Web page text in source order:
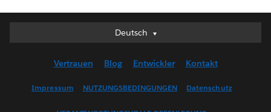
Deutsch
Deutsch
English (US)
Vertrauen Blog Entwickler Kontakt
Impressum NUTZUNGSBEDINGUNGEN Datenschutz